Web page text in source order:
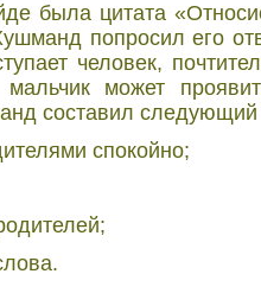
была цитата
попросил его
человек,
мальчик может
составил следующий
спокойно;